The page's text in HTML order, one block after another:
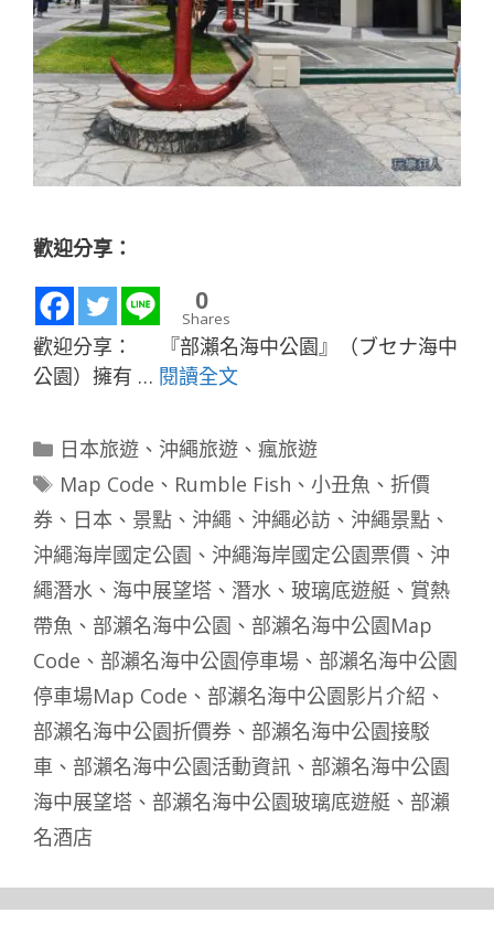
歡迎分享：
0
Shares
歡迎分享： 『部瀨名海中公園』（ブセナ海中
公園）擁有 … 閱讀全文
分
類
日本旅遊、 沖繩旅遊、 瘋旅遊
標
籤
Map Code 、 Rumble Fish 、 小丑魚 、 折價
券 、 日本 、 景點 、 沖繩 、 沖繩必訪 、 沖繩景點 、
沖繩海岸國定公園 、 沖繩海岸國定公園票價 、 沖
繩潛水 、 海中展望塔 、 潛水 、 玻璃底遊艇 、 賞熱
帶魚 、 部瀨名海中公園 、 部瀨名海中公園Map
Code 、 部瀨名海中公園停車場 、 部瀨名海中公園
停車場Map Code 、 部瀨名海中公園影片介紹 、
部瀨名海中公園折價券 、 部瀨名海中公園接駁
車 、 部瀨名海中公園活動資訊 、 部瀨名海中公園
海中展望塔 、 部瀨名海中公園玻璃底遊艇 、 部瀨
名酒店